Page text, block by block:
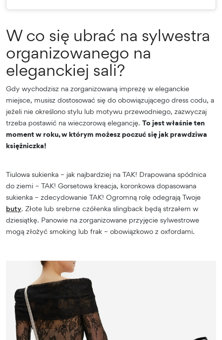
W co się ubrać na sylwestra
organizowanego na
eleganckiej sali?
Gdy wychodzisz na zorganizowaną imprezę w eleganckie
miejsce, musisz dostosować się do obowiązującego dress codu, a
jeżeli nie określono stylu lub motywu przewodniego, zazwyczaj
trzeba postawić na wieczorową elegancję. To jest właśnie ten
moment w roku, w którym możesz poczuć się jak prawdziwa
księżniczka!
Tiulowa sukienka – jak najbardziej na TAK! Drapowana spódnica
do ziemi – TAK! Gorsetowa kreacja, koronkowa dopasowana
sukienka – zdecydowanie TAK! Ogromną rolę odegrają Twoje
buty. Złote lub srebrne czółenka slingback będą strzałem w
dziesiątkę. Panowie na zorganizowane przyjęcie sylwestrowe
mogą złożyć smoking lub frak – obowiązkowo z oxfordami.